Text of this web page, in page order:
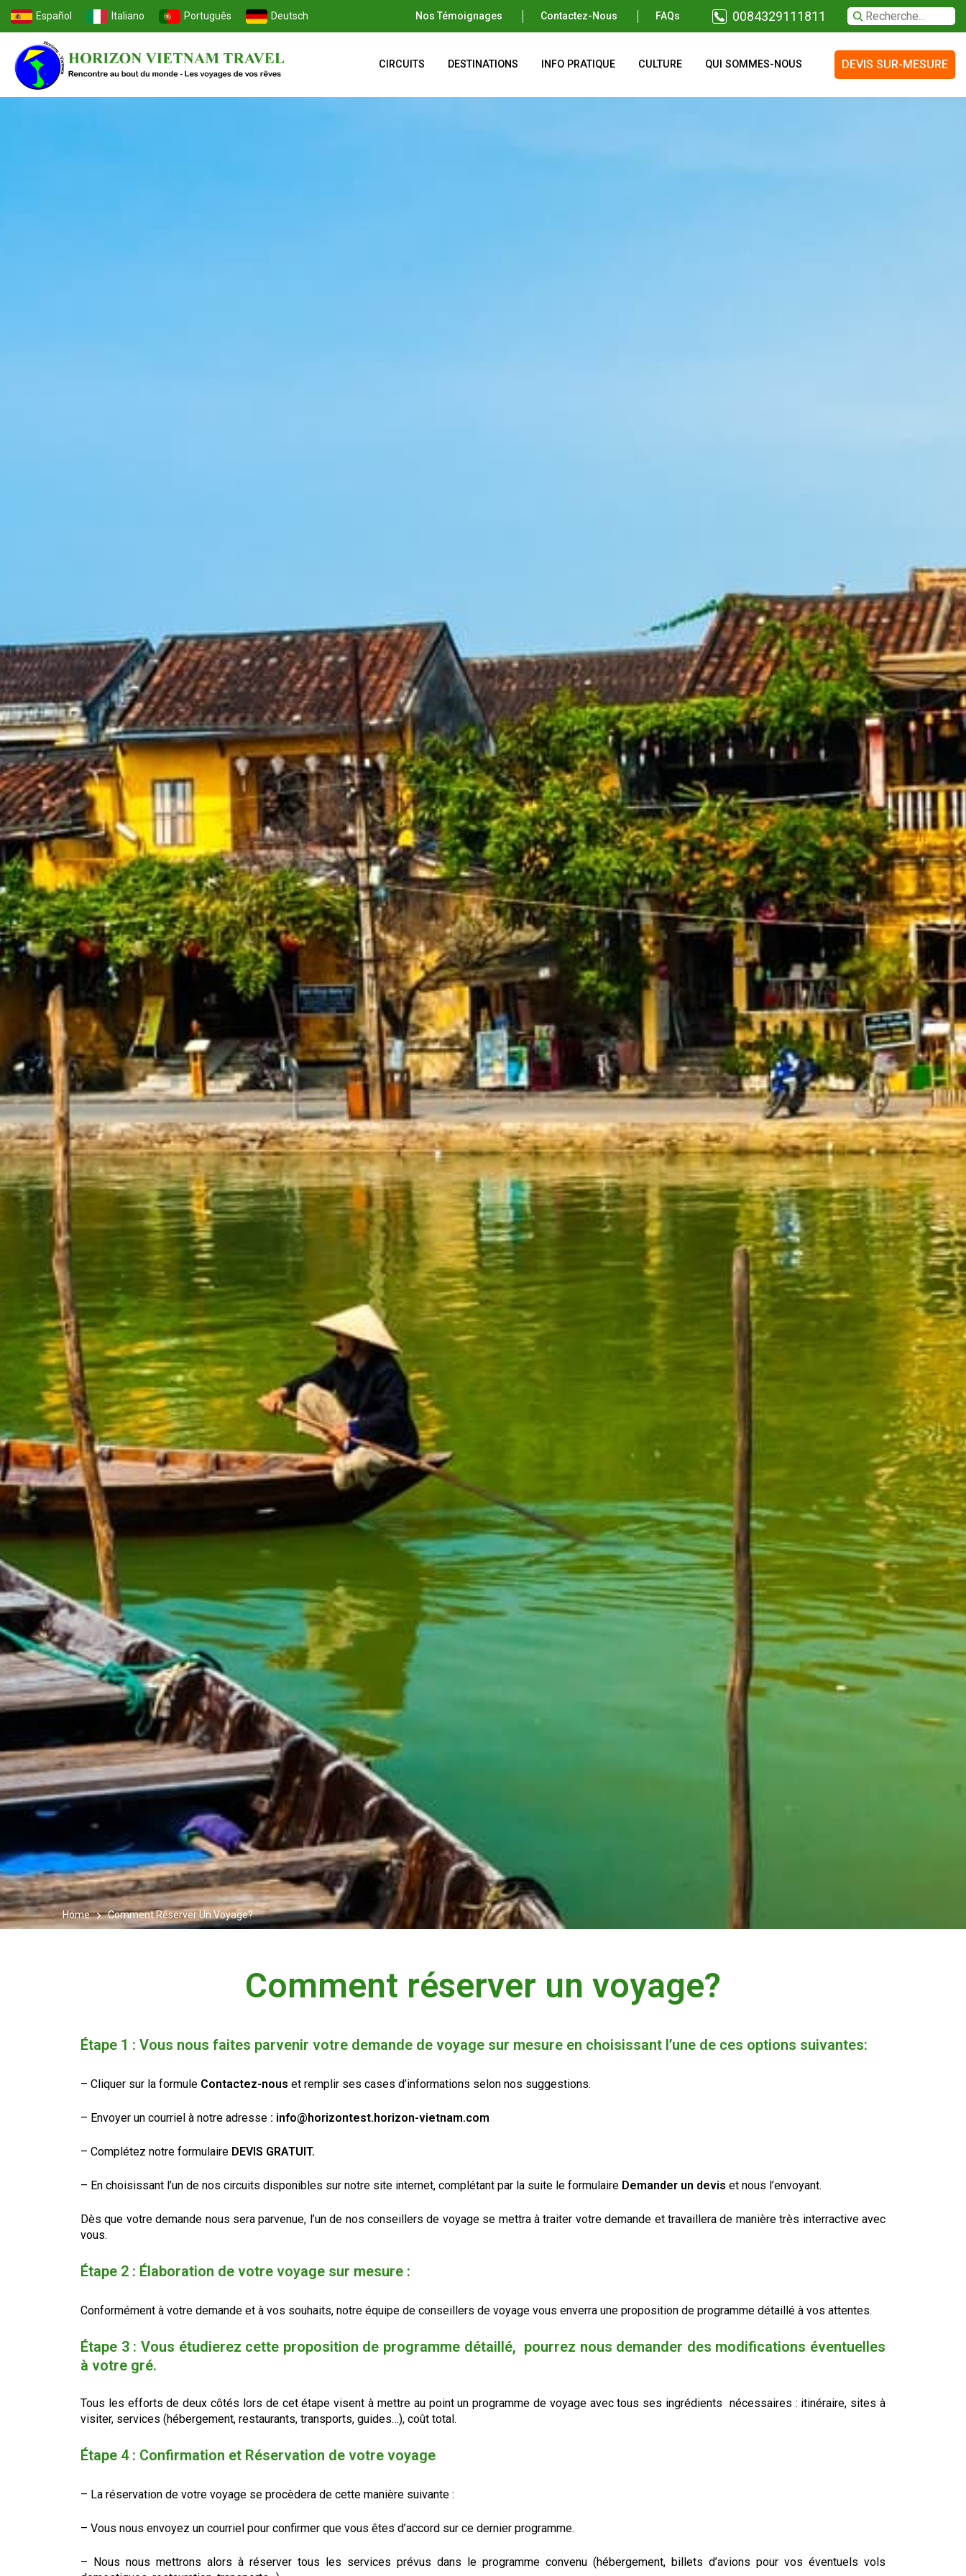
Español Italiano Português Deutsch Nos Témoignages Contactez-Nous FAQs 0084329111811
CIRCUITS DESTINATIONS INFO PRATIQUE CULTURE QUI SOMMES-NOUS DEVIS SUR-MESURE
Home Comment Réserver Un Voyage?
Comment réserver un voyage?
Étape 1 : Vous nous faites parvenir votre demande de voyage sur mesure en choisissant l’une de ces options suivantes:
– Cliquer sur la formule Contactez-nous et remplir ses cases d’informations selon nos suggestions.
– Envoyer un courriel à notre adresse : info@horizontest.horizon-vietnam.com
– Complétez notre formulaire DEVIS GRATUIT.
– En choisissant l’un de nos circuits disponibles sur notre site internet, complétant par la suite le formulaire Demander un devis et nous l’envoyant.
Dès que votre demande nous sera parvenue, l’un de nos conseillers de voyage se mettra à traiter votre demande et travaillera de manière très interractive avec
vous.
Étape 2 : Élaboration de votre voyage sur mesure :
Conformément à votre demande et à vos souhaits, notre équipe de conseillers de voyage vous enverra une proposition de programme détaillé à vos attentes.
Étape 3 : Vous étudierez cette proposition de programme détaillé, pourrez nous demander des modifications éventuelles
à votre gré.
Tous les efforts de deux côtés lors de cet étape visent à mettre au point un programme de voyage avec tous ses ingrédients nécessaires : itinéraire, sites à
visiter, services (hébergement, restaurants, transports, guides…), coût total.
Étape 4 : Confirmation et Réservation de votre voyage
– La réservation de votre voyage se procèdera de cette manière suivante :
– Vous nous envoyez un courriel pour confirmer que vous êtes d’accord sur ce dernier programme.
– Nous nous mettrons alors à réserver tous les services prévus dans le programme convenu (hébergement, billets d’avions pour vos éventuels vols